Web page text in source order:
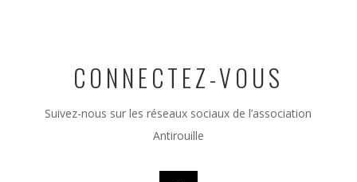
CONNECTEZ-VOUS
Suivez-nous sur les réseaux sociaux de l’association
Antirouille